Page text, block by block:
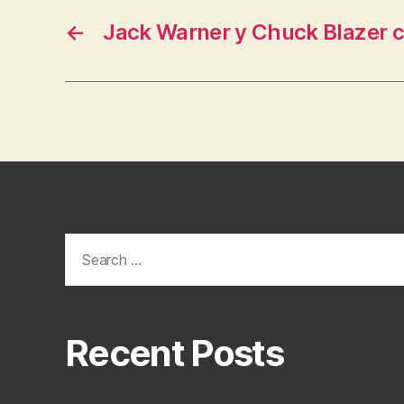
← Jack Warner y Chuck Blazer
for:
Recent Posts